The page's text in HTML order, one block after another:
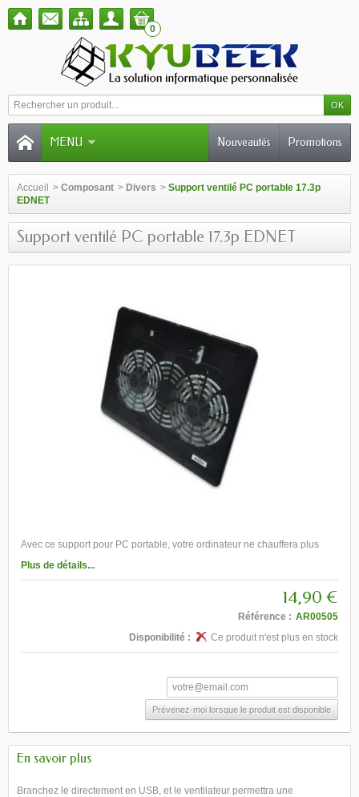
0
MENU Promotions
Nouveautés
Accueil > Composant > Divers > Support ventilé PC portable 17.3p
EDNET
Support ventilé PC portable 17.3p EDNET
Avec ce support pour PC portable, votre ordinateur ne chauffera plus
Plus de détails...
14,90 €
Référence : AR00505
Disponibilité :
Ce produit n'est plus en stock
Prévenez-moi lorsque le produit est disponible
En savoir plus
Branchez le directement en USB, et le ventilateur permettra une